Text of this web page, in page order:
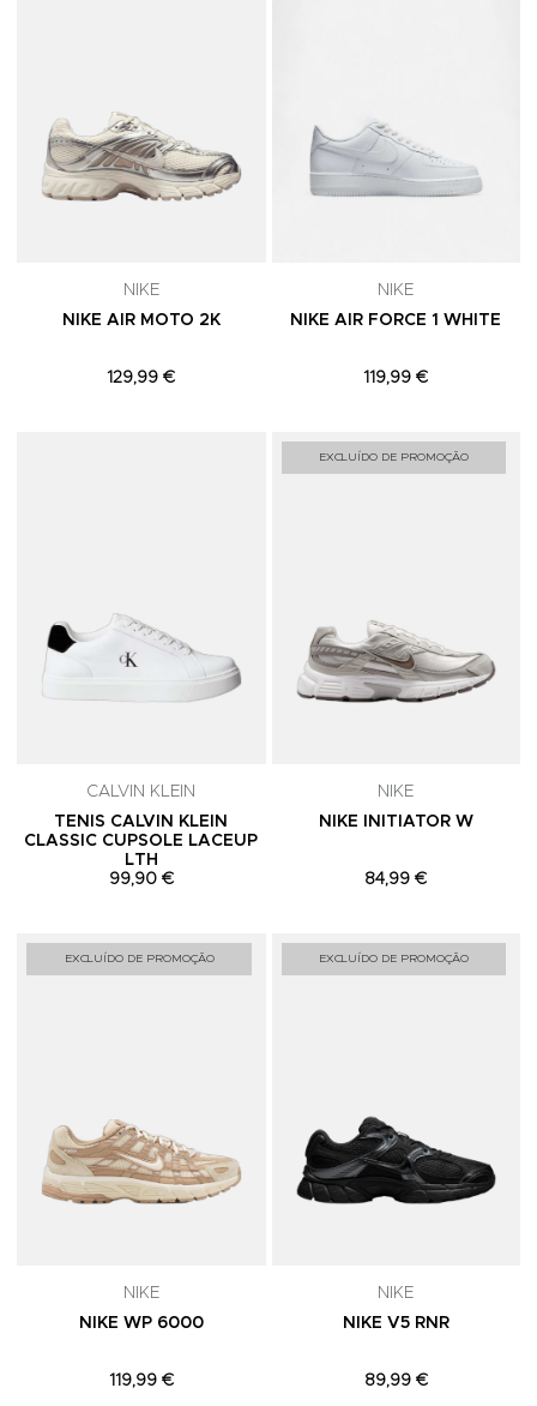
NIKE
NIKE AIR MOTO 2K
129,99 €
NIKE
NIKE AIR FORCE 1 WHITE
119,99 €
Adicionar aos Favoritos
CALVIN KLEIN
TENIS CALVIN KLEIN
CLASSIC CUPSOLE LACEUP
LTH
99,90 €
EXCLUÍDO DE PROMOÇÃO
NIKE
NIKE INITIATOR W
84,99 €
EXCLUÍDO DE PROMOÇÃO Adicionar aos Favoritos
NIKE
NIKE WP 6000
119,99 €
EXCLUÍDO DE PROMOÇÃO
NIKE
NIKE V5 RNR
89,99 €